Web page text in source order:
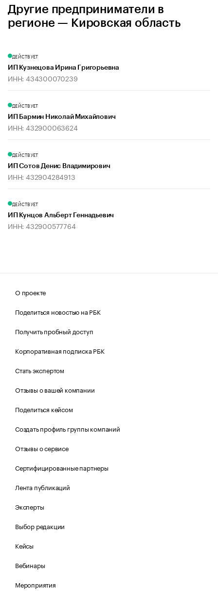
Другие предприниматели в
регионе — Кировская область
ДЕЙСТВУЕТ
ИП Кузнецова Ирина Григорьевна
ИНН: 434300070239
ДЕЙСТВУЕТ
ИП Бармин Николай Михайлович
ИНН: 432900063624
ДЕЙСТВУЕТ
ИП Сотов Денис Владимирович
ИНН: 432904284913
ДЕЙСТВУЕТ
ИП Кунцов Альберт Геннадьевич
ИНН: 432900577764
О проекте
Поделиться новостью на РБК
Получить пробный доступ
Корпоративная подписка РБК
Стать экспертом
Отзывы о вашей компании
Поделиться кейсом
Создать профиль группы компаний
Отзывы о сервисе
Сертифицированные партнеры
Лента публикаций
Эксперты
Выбор редакции
Кейсы
Вебинары
Мероприятия